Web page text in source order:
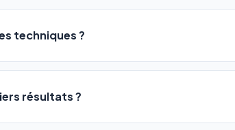
techniques ?
pour être accessible àtous les profils:
de code, pas de configuration complexe —
et le logiciel gère tout en automatique
résultats ?